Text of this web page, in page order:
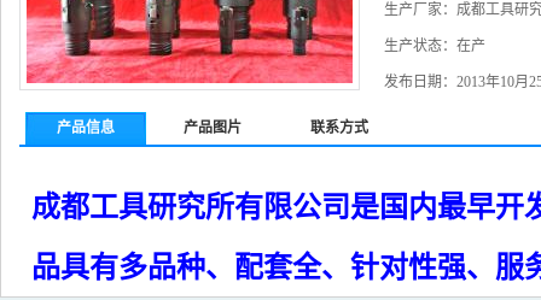
生产厂家：成都工具研
生产状态：在产
发布日期：2013年10月
产品信息 产品图片 联系方式
成都工具研究所有限公司是国内最早
品具有多品种、配套全、针对性强、